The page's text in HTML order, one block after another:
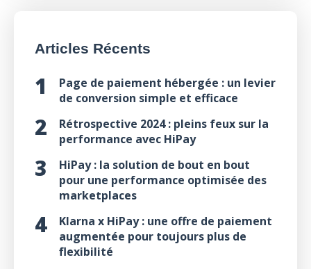
Articles Récents
Page de paiement hébergée : un levier
de conversion simple et efficace
Rétrospective 2024 : pleins feux sur la
performance avec HiPay
HiPay : la solution de bout en bout
pour une performance optimisée des
marketplaces
Klarna x HiPay : une offre de paiement
augmentée pour toujours plus de
flexibilité